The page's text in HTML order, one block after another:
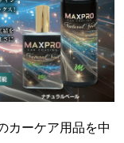
カーケア用品を中